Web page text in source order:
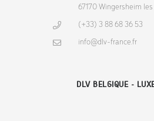
67170 Wingersheim
(+33) 3 88 68 36 53
info@dlv-france.fr
DLV BELGIQUE -